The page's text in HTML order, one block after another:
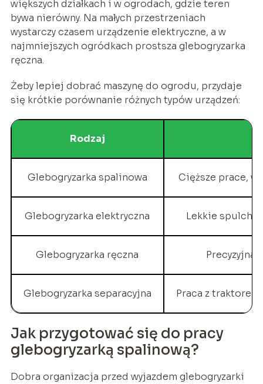
większych działkach i w ogrodach, gdzie teren
bywa nierówny. Na małych przestrzeniach
wystarczy czasem urządzenie elektryczne, a w
najmniejszych ogródkach prostsza glebogryzarka
ręczna.
Żeby lepiej dobrać maszynę do ogrodu, przydaje
się krótkie porównanie różnych typów urządzeń:
Rodzaj
Glebogryzarka spalinowa Cięższe prace,
Glebogryzarka elektryczna Lekkie
Glebogryzarka ręczna Precyzyjna
Glebogryzarka separacyjna Praca z
Jak przygotować się do pracy
glebogryzarką spalinową?
Dobra organizacja przed wyjazdem glebogryzarki